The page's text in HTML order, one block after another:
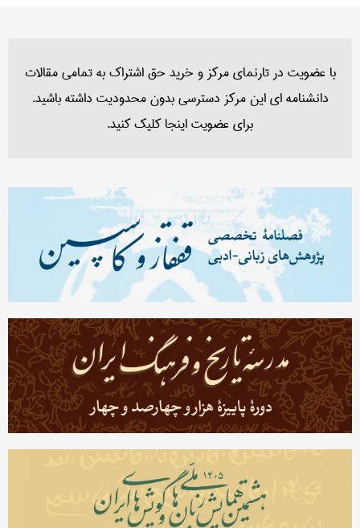
با عضویت در تارنمای مرکز و خرید حق اشتراک به تمامی مقالات
دانشنامه ای این مرکز دسترسی بدون محدودیت داشته باشید.
برای عضویت اینجا کلیک کنید.